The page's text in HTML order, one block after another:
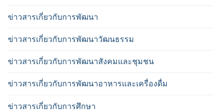
ข่าวสารเกี่ยวกับการพัฒนา
ข่าวสารเกี่ยวกับการพัฒนาวัฒนธรรม
ข่าวสารเกี่ยวกับการพัฒนาสังคมและชุมชน
ข่าวสารเกี่ยวกับการพัฒนาอาหารและเครื่องดื่ม
ข่าวสารเกี่ยวกับการศึกษา